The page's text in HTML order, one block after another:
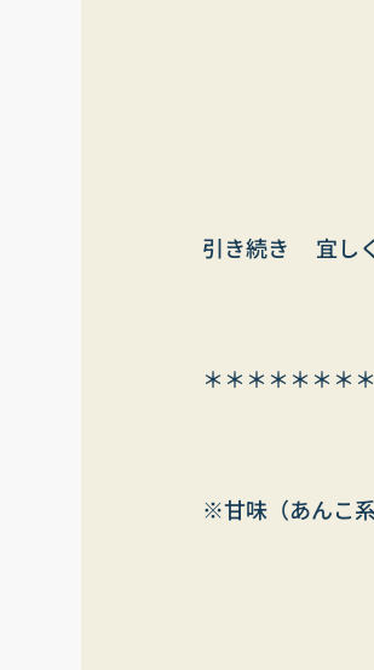
引き続き　 宜し
＊＊＊＊＊＊＊
※甘味（あんこ